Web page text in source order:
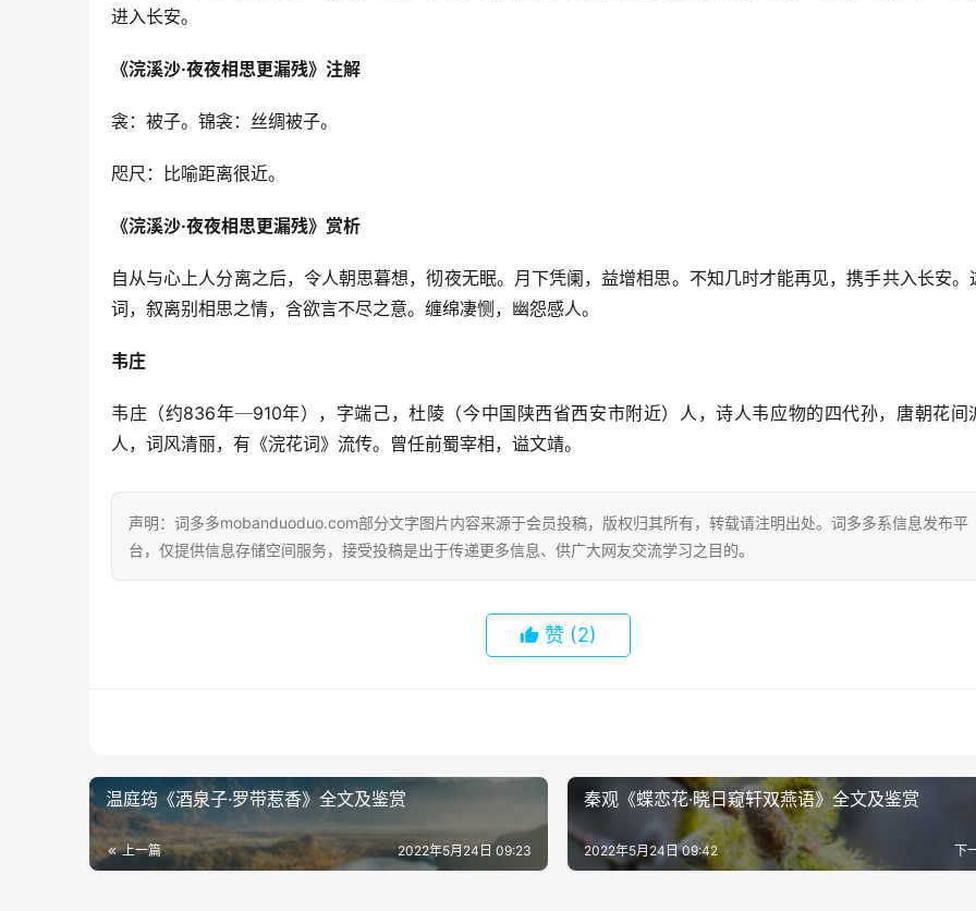
进入长安。
《浣溪沙·夜夜相思更漏残》注解
衾：被子。锦衾：丝绸被子。
咫尺：比喻距离很近。
《浣溪沙·夜夜相思更漏残》赏析
自从与心上人分离之后，令人朝思暮想，彻夜无眠。月下凭阑，益增相思。不知几时才能再见，携手共入长安。
词，叙离别相思之情，含欲言不尽之意。缠绵凄恻，幽怨感人。
韦庄
韦庄（约836年─910年），字端己，杜陵（今中国陕西省西安市附近）人，诗人韦应物的四代孙，唐朝花间
人，词风清丽，有《浣花词》流传。曾任前蜀宰相，谥文靖。
声明：词多多mobanduoduo.com部分文字图片内容来源于会员投稿，版权归其所有，转载请注明出处。词多多系信息发布平
台，仅提供信息存储空间服务，接受投稿是出于传递更多信息、供广大网友交流学习之目的。
赞 (2)
温庭筠《酒泉子·罗带惹香》全文及鉴赏
上一篇 2022年5月24日 09:23
秦观《蝶恋花·晓日窥轩双燕语》全文及鉴赏
下
2022年5月24日 09:42